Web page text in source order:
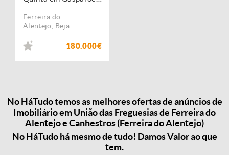
Ferreira do
Alentejo
Beja
180.000€
No HáTudo temos as melhores ofertas de anúncios de
Imobiliário em União das Freguesias de Ferreira do
Alentejo e Canhestros (Ferreira do Alentejo)
No HáTudo há mesmo de tudo! Damos Valor ao que
tem.